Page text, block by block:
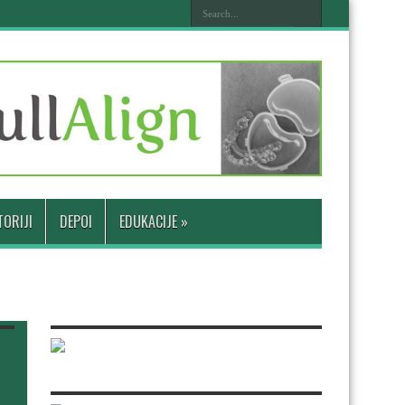
DEPOI EDUKACIJE »